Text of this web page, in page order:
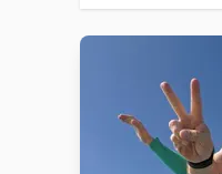
nogensinde at have
At forstå de
hjemmebiograf-
Endelig er det ikke
samlede oplevelse.